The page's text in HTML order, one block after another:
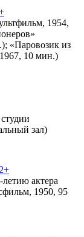
1954,
«Паровозик из
10 мин.)
зал)
актера
1950, 95